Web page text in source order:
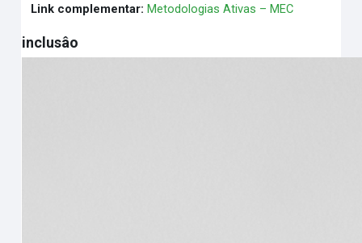
Link complementar: Metodologias Ativas – MEC
inclusâo